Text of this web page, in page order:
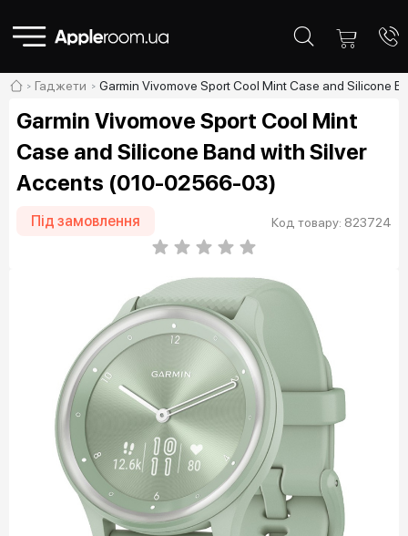
Гаджети Garmin Vivomove Sport Cool Mint Case and Silicone
Garmin Vivomove Sport Cool Mint
Case and Silicone Band with Silver
Accents (010-02566-03)
Під замовлення Код товару: 823724